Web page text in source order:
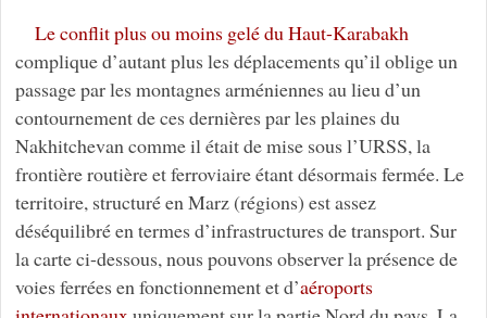
Le conflit plus ou moins gelé du Haut-Karabakh
complique d’autant plus les déplacements qu’il oblige un
passage par les montagnes arméniennes au lieu d’un
contournement de ces dernières par les plaines du
Nakhitchevan comme il était de mise sous l’URSS, la
frontière routière et ferroviaire étant désormais fermée. Le
territoire, structuré en Marz (régions) est assez
déséquilibré en termes d’infrastructures de transport. Sur
la carte ci-dessous, nous pouvons observer la présence de
voies ferrées en fonctionnement et d’aéroports